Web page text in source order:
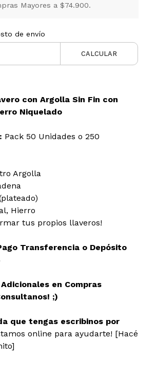
Mayores a $74.900.
de envío
CALCULAR
con Argolla Sin Fin con
Niquelado
Pack 50 Unidades o 250
Argolla
Hierro
tus propios llaveros!
Transferencia o Depósito
en Compras
;)
que tengas escribinos por
online para ayudarte! [Hacé